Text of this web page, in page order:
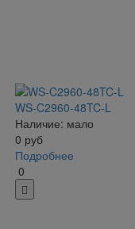
WS-C2960-48TC-L
Наличие: мало
0 руб
Подробнее
0